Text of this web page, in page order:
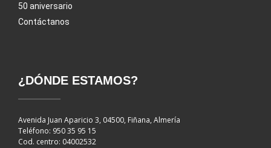
50 aniversario
Contáctanos
¿DÓNDE ESTAMOS?
Avenida Juan Aparicio 3, 04500, Fiñana, Almería
Teléfono: 950 35 95 15
Cod. centro: 04002532